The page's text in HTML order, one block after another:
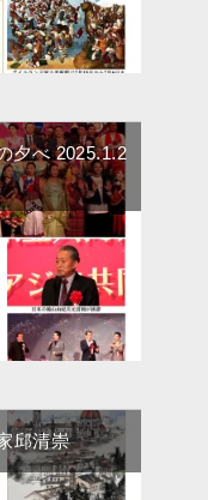
夕べ 2025.1.2
邱清崇